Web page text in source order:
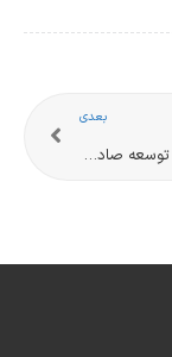
بعدی
گامی بلند برای توسعه صادرات محصولات سه‌دال